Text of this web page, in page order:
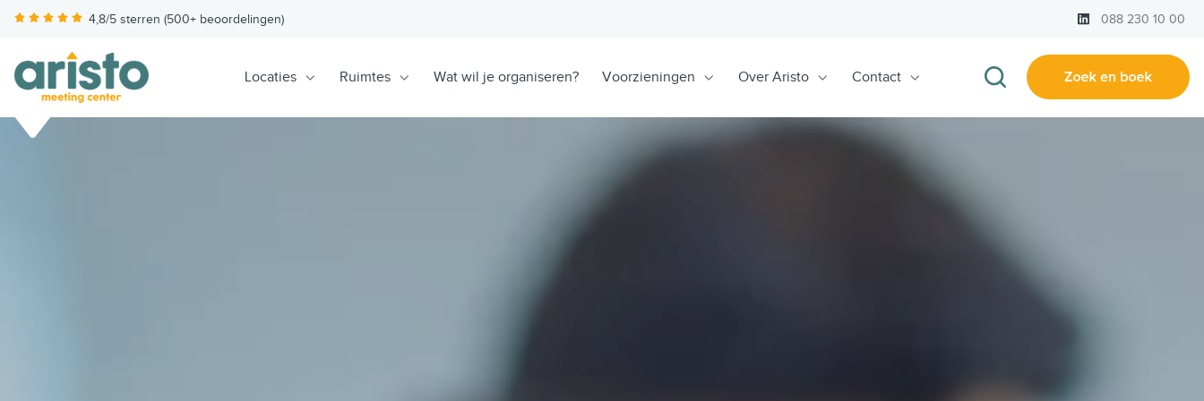
4,8/5 sterren (500+ beoordelingen) LinkedIn 088 230 10 00
Locaties Ruimtes Wat wil je organiseren? Voorzieningen Over Aristo Contact